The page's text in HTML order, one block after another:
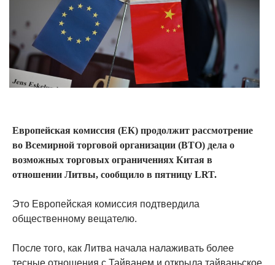
Европейская комиссия (ЕК) продолжит рассмотрение
во Всемирной торговой организации (ВТО) дела о
возможных торговых ограничениях Китая в
отношении Литвы, сообщило в пятницу LRT.
Это Европейская комиссия подтвердила
общественному вещателю.
После того, как Литва начала налаживать более
тесные отношения с Тайванем и открыла тайваньское